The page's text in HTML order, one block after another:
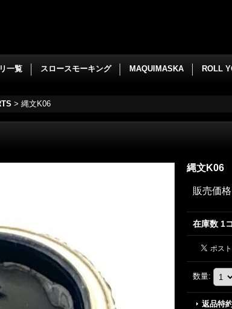
一覧 スロースモーキング MAQUIMASKA ROLL
> 縄文K06
縄文K06
販売価格
在庫数 1
数量:
返品特